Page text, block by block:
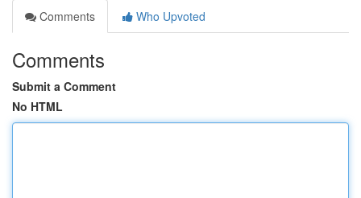
Comments
Who Upvoted
Comments
Submit a Comment
No HTML